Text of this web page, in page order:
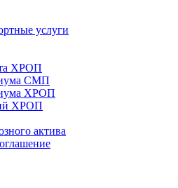
услуги
ХРОП
СМП
ХРОП
ХРОП
актива